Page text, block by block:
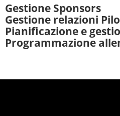
Gestione Sponsors
Gestione relazioni
Pianificazione e
Programmazione